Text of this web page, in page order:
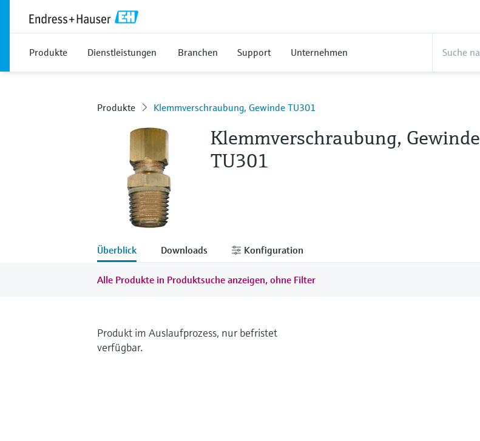
Produkte Dienstleistungen Branchen Support Unternehmen
Produkte Klemmverschraubung, Gewinde TU301
Klemmverschraubung, Gewinde
TU301
Überblick Downloads Konfiguration
Alle Produkte in Produktsuche anzeigen, ohne Filter
Produkt im Auslaufprozess, nur befristet
verfügbar.